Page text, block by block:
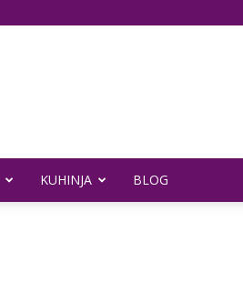
KUHINJA BLOG